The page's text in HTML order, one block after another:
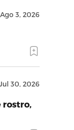
Ago 3, 2026
30, 2026
rostro,